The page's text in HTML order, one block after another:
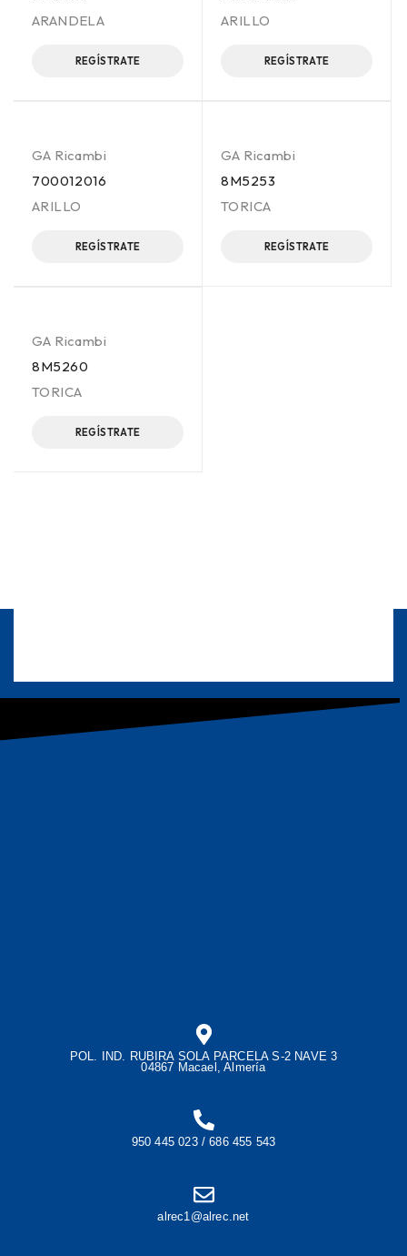
ARANDELA
REGÍSTRATE
ARILLO
REGÍSTRATE
GA Ricambi
700012016
ARILLO
REGÍSTRATE
GA Ricambi
8M5253
TORICA
REGÍSTRATE
GA Ricambi
8M5260
TORICA
REGÍSTRATE
POL. IND. RUBIRA SOLA PARCELA S-2 NAVE 3
04867 Macael, Almería
950 445 023 / 686 455 543
alrec1@alrec.net